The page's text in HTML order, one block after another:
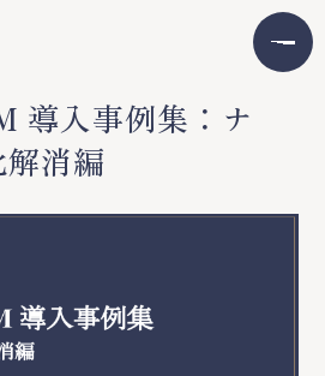
導入事例集：ナ
消編